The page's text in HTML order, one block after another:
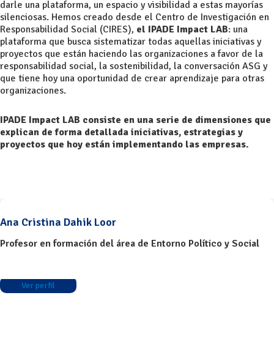
darle una plataforma, un espacio y visibilidad a estas mayorías
silenciosas. Hemos creado desde el Centro de Investigación en
Responsabilidad Social (CIRES), el IPADE Impact LAB: una
plataforma que busca sistematizar todas aquellas iniciativas y
proyectos que están haciendo las organizaciones a favor de la
responsabilidad social, la sostenibilidad, la conversación ASG y
que tiene hoy una oportunidad de crear aprendizaje para otras
organizaciones.
IPADE Impact LAB consiste en una serie de dimensiones que
explican de forma detallada iniciativas, estrategias y
proyectos que hoy están implementando las empresas.
Ana Cristina Dahik Loor
Profesor en formación del área de Entorno Político y Social
Ver perfil